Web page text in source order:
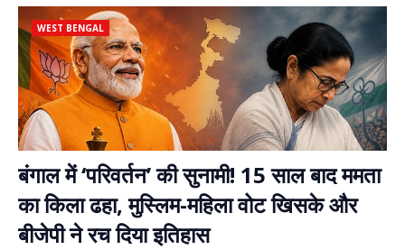
WEST BENGAL
बंगाल में ‘परिवर्तन’ की सुनामी! 15 साल बाद ममता
का किला ढहा, मुस्लिम-महिला वोट खिसके और
बीजेपी ने रच दिया इतिहास